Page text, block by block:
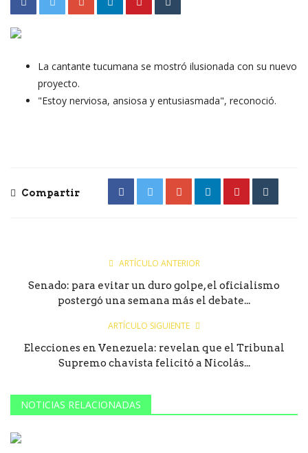
La cantante tucumana se mostró ilusionada con su nuevo
proyecto.
"Estoy nerviosa, ansiosa y entusiasmada", reconoció.
Compartir
ARTÍCULO ANTERIOR
Senado: para evitar un duro golpe, el oficialismo
postergó una semana más el debate...
ARTÍCULO SIGUIENTE
Elecciones en Venezuela: revelan que el Tribunal
Supremo chavista felicitó a Nicolás...
NOTICIAS RELACIONADAS